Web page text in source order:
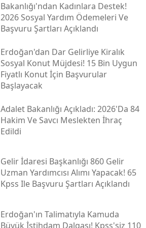
Bakanlığı'ndan Kadınlara Destek!
2026 Sosyal Yardım Ödemeleri Ve
Başvuru Şartları Açıklandı
Erdoğan'dan Dar Gelirliye Kiralık
Sosyal Konut Müjdesi! 15 Bin Uygun
Fiyatlı Konut İçin Başvurular
Başlayacak
Adalet Bakanlığı Açıkladı: 2026'da 84
Hakim Ve Savcı Meslekten İhraç
Edildi
Gelir İdaresi Başkanlığı 860 Gelir
Uzman Yardımcısı Alımı Yapacak! 65
Kpss Ile Başvuru Şartları Açıklandı
Erdoğan'ın Talimatıyla Kamuda
Büyük İstihdam Dalgası! Kpss'siz 110